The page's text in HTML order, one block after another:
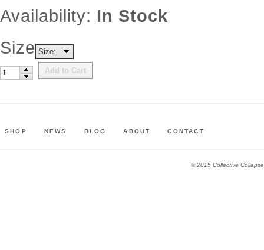
Availability: In Stock
Size Size:
Add to Cart
SHOP NEWS BLOG ABOUT CONTACT
© 2015 Collective